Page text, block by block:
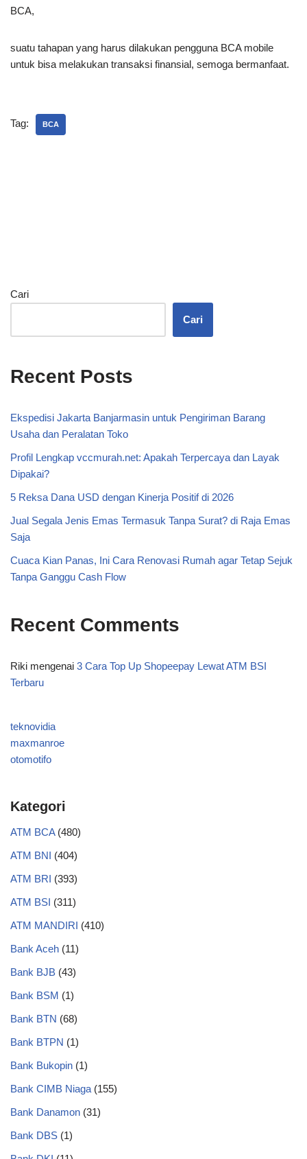
BCA,
suatu tahapan yang harus dilakukan pengguna BCA mobile
untuk bisa melakukan transaksi finansial, semoga bermanfaat.
Tag: BCA
Cari
Cari
Recent Posts
Ekspedisi Jakarta Banjarmasin untuk Pengiriman Barang
Usaha dan Peralatan Toko
Profil Lengkap vccmurah.net: Apakah Terpercaya dan Layak
Dipakai?
5 Reksa Dana USD dengan Kinerja Positif di 2026
Jual Segala Jenis Emas Termasuk Tanpa Surat? di Raja Emas
Saja
Cuaca Kian Panas, Ini Cara Renovasi Rumah agar Tetap Sejuk
Tanpa Ganggu Cash Flow
Recent Comments
Riki mengenai 3 Cara Top Up Shopeepay Lewat ATM BSI
Terbaru
teknovidia
maxmanroe
otomotifo
Kategori
ATM BCA(480)
ATM BNI (404)
ATM BRI (393)
ATM BSI (311)
ATM MANDIRI (410)
Bank Aceh (11)
Bank BJB (43)
Bank BSM (1)
Bank BTN (68)
Bank BTPN (1)
Bank Bukopin (1)
Bank CIMB Niaga (155)
Bank Danamon (31)
Bank DBS (1)